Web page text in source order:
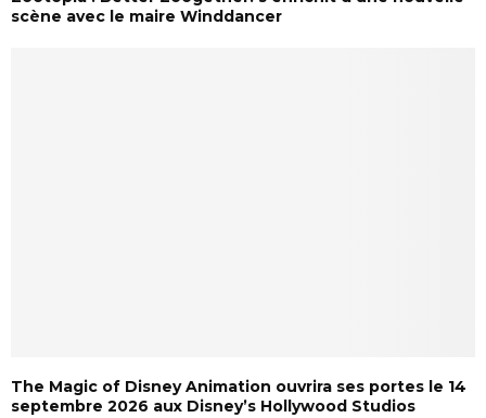
scène avec le maire Winddancer
The Magic of Disney Animation ouvrira ses portes le 14
septembre 2026 aux Disney’s Hollywood Studios